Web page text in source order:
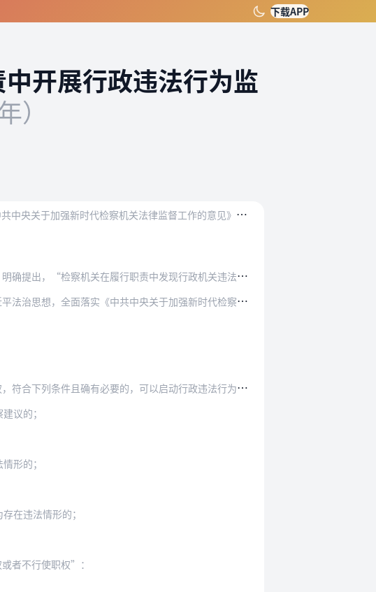
下载APP
开展行政违法行为监
）
为
深入贯彻党的二十大精神，全面落实《中共中央关于全面推进依法治国若干重大问题的决定》《中共中央关于加强新时代检察机关法律监督工作的意见》和《中华人民共和国行政诉…
履行职责中发现行政机关违法行使职权或者不行使职权的行为…
《中共中央关于加强新时代检察机关法律监督工作的意见》，深…
有必要的，可以启动行政违法行为监督程序，依法督促其纠正：
议的；
形的；
在违法情形的；
者不行使职权”：